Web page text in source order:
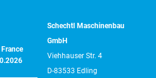
Schechtl Maschinenbau
GmbH
Viehhauser Str. 4
D-83533 Edling